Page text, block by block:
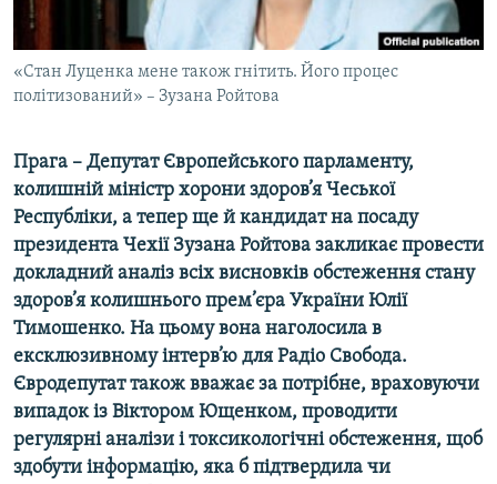
РУС
КТАТ
ДОЛУЧАЙСЯ!
Усі сайти RFE/RL
«Стан Луценка мене також гнітить. Його процес
політизований» – Зузана Ройтова
Прага – Депутат Європейського парламенту,
колишній міністр хорони здоров’я Чеської
Республіки, а тепер ще й кандидат на посаду
президента Чехії Зузана Ройтова закликає провести
докладний аналіз всіх висновків обстеження стану
здоров’я колишнього прем’єра України Юлії
Тимошенко. На цьому вона наголосила в
ексклюзивному інтерв’ю для Радіо Свобода.
Євродепутат також вважає за потрібне, враховуючи
випадок із Віктором Ющенком, проводити
регулярні аналізи і токсикологічні обстеження, щоб
здобути інформацію, яка б підтвердила чи